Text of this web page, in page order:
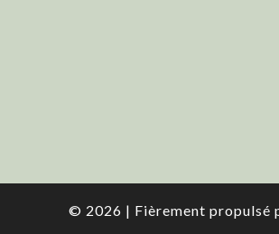
© 2026 | Fièrement propulsé